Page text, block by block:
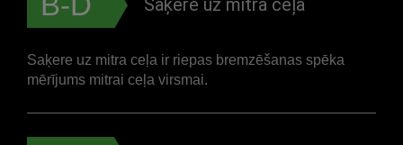
Saķere uz mitra ceļa
Saķere uz mitra ceļa ir riepas bremzēšanas spēka
mērījums mitrai ceļa virsmai.